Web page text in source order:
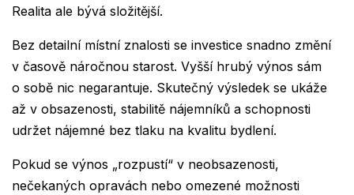
Realita ale bývá složitější.
Bez detailní místní znalosti se investice snadno změní
v časově náročnou starost. Vyšší hrubý výnos sám
o sobě nic negarantuje. Skutečný výsledek se ukáže
až v obsazenosti, stabilitě nájemníků a schopnosti
udržet nájemné bez tlaku na kvalitu bydlení.
Pokud se výnos „rozpustí“ v neobsazenosti,
nečekaných opravách nebo omezené možnosti